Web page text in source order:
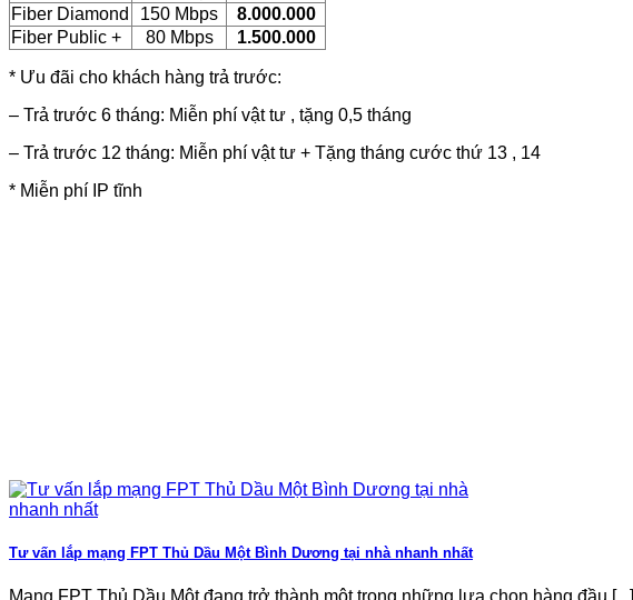
Fiber Diamond
150 Mbps
8.000.000
Fiber Public +
80 Mbps 1.500.000
* Ưu đãi cho khách hàng trả trước:
– Trả trước 6 tháng: Miễn phí vật tư , tặng 0,5 tháng
– Trả trước 12 tháng: Miễn phí vật tư + Tặng tháng cước thứ 13 , 14
* Miễn phí IP tĩnh
Tư vấn lắp mạng FPT Thủ Dầu Một Bình Dương tại nhà nhanh nhất
Mạng FPT Thủ Dầu Một đang trở thành một trong những lựa chọn hàng đầu [...]